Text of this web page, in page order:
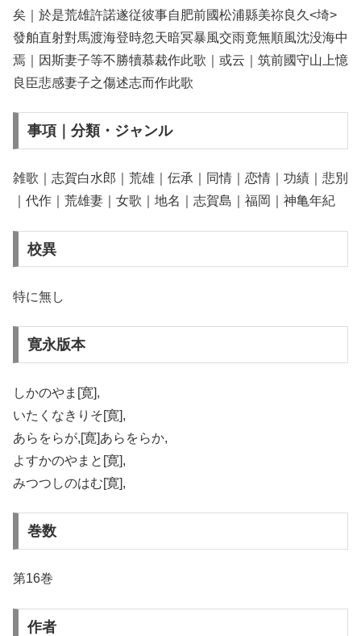
矣｜於是荒雄許諾遂従彼事自肥前國松浦縣美祢良久<埼>
發舶直射對馬渡海登時忽天暗冥暴風交雨竟無順風沈没海中
焉｜因斯妻子等不勝犢慕裁作此歌｜或云｜筑前國守山上憶
良臣悲感妻子之傷述志而作此歌
事項｜分類・ジャンル
雑歌｜志賀白水郎｜荒雄｜伝承｜同情｜恋情｜功績｜悲別
｜代作｜荒雄妻｜女歌｜地名｜志賀島｜福岡｜神亀年紀
校異
特に無し
寛永版本
しかのやま[寛],
いたくなきりそ[寛],
あらをらが,[寛]あらをらか,
よすかのやまと[寛],
みつつしのはむ[寛],
巻数
第16巻
作者